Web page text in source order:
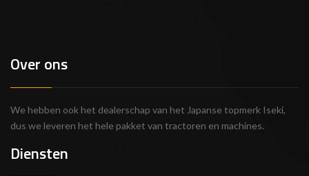
Over ons
We hebben ook het dealerschap van het Japanse topmerk Iseki,
dus we leveren het hele pakket van tractoren en machines.
Diensten